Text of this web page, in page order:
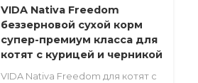
VIDA Nativa Freedom
беззерновой сухой корм
супер-премиум класса для
котят с курицей и черникой
VIDA Nativa Freedom для котят с